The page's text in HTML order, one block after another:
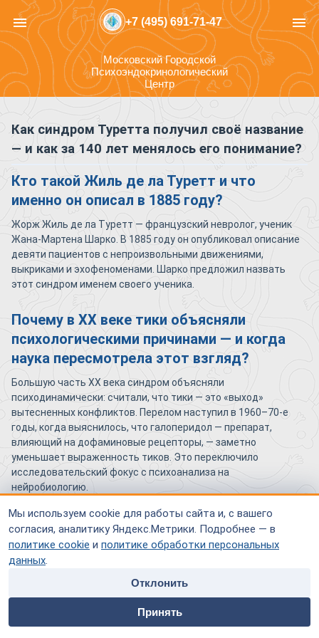
Мы используем cookie для работы сайта и, с вашего
согласия, аналитику Яндекс.Метрики. Подробнее — в
политике cookie и политике обработки персональных
данных.
Отклонить
Принять
home people
Специалисты
payment contacts
menu +7 (495) 691-71-47 menu
Московский Городской
Психоэндокринологический
Центр
Как синдром Туретта получил своё название
— и как за 140 лет менялось его понимание?
Кто такой Жиль де ла Туретт и что
именно он описал в 1885 году?
Жорж Жиль де ла Туретт — французский невролог, ученик
Жана-Мартена Шарко. В 1885 году он опубликовал описание
девяти пациентов с непроизвольными движениями,
выкриками и эхофеноменами. Шарко предложил назвать
этот синдром именем своего ученика.
Почему в XX веке тики объясняли
психологическими причинами — и когда
наука пересмотрела этот взгляд?
Большую часть XX века синдром объясняли
психодинамически: считали, что тики — это «выход»
вытесненных конфликтов. Перелом наступил в 1960–70-е
годы, когда выяснилось, что галоперидол — препарат,
влияющий на дофаминовые рецепторы, — заметно
уменьшает выраженность тиков. Это переключило
исследовательский фокус с психоанализа на
нейробиологию.
Как появление нейровизуализации и
генетики изменило диагностику и лечение
синдрома?
МРТ и функциональная нейровизуализация показали
структурные и функциональные особенности базальных
ганглиев и связанных с ними корковых зон у пациентов с
Туреттом. Генетические исследования выявили семейный